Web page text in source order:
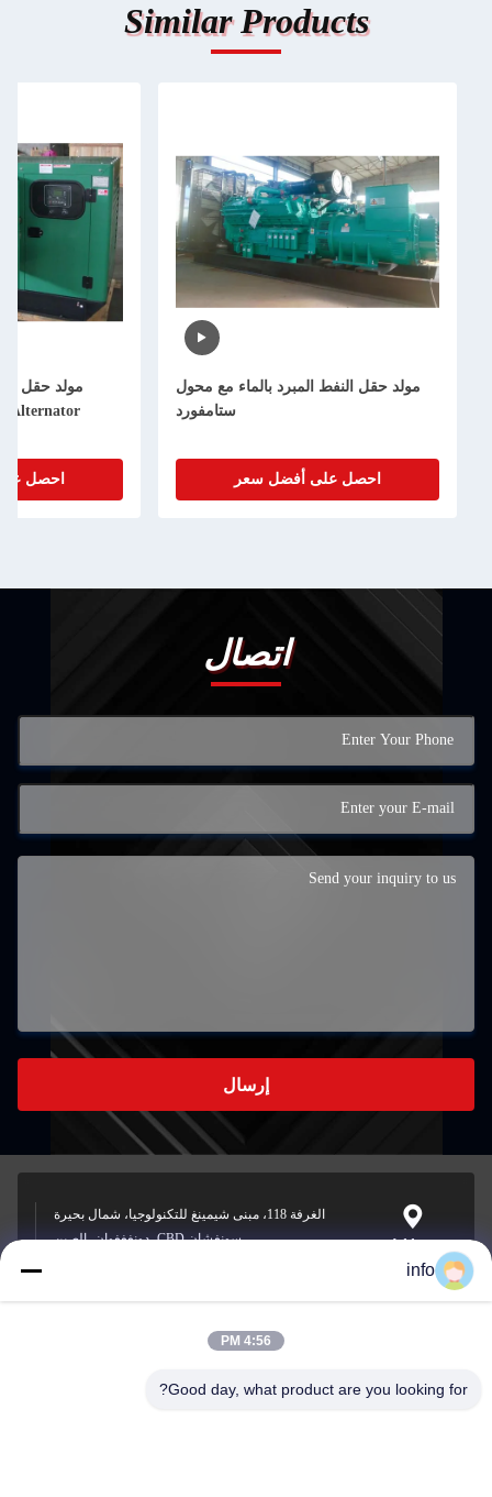
Similar Products
مولد حقل النفط المبرد بالماء مع محول
ستامفورد
احصل على أفضل سعر
Alternator مولد متعدد الأسطوانات
احصل
اتصال
إرسال
Address
الغرفة 118، مبنى شيمينغ للتكنولوجيا، شمال بحيرة
سونغشان CBD، دونغغغوان، الصين
info@gdpowerplus.com
info
4:56 PM
Good day, what product are you looking for?